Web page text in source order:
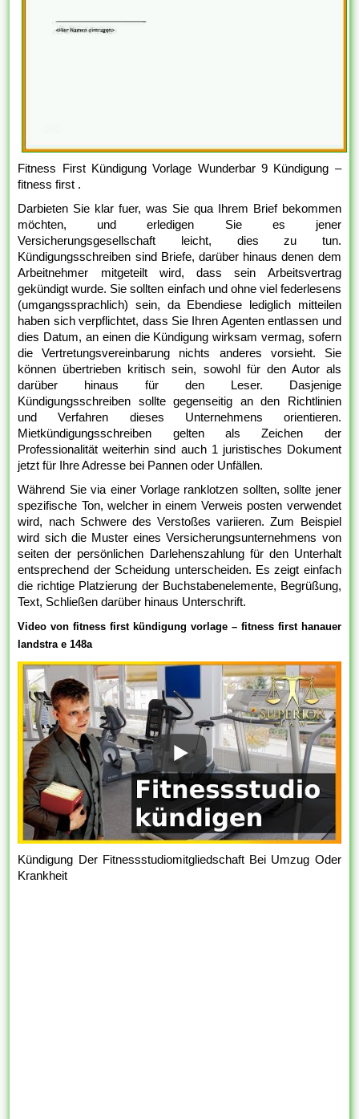
Fitness First Kündigung Vorlage Wunderbar 9 Kündigung –
fitness first .
Darbieten Sie klar fuer, was Sie qua Ihrem Brief bekommen
möchten, und erledigen Sie es jener
Versicherungsgesellschaft leicht, dies zu tun.
Kündigungsschreiben sind Briefe, darüber hinaus denen dem
Arbeitnehmer mitgeteilt wird, dass sein Arbeitsvertrag
gekündigt wurde. Sie sollten einfach und ohne viel federlesens
(umgangssprachlich) sein, da Ebendiese lediglich mitteilen
haben sich verpflichtet, dass Sie Ihren Agenten entlassen und
dies Datum, an einen die Kündigung wirksam vermag, sofern
die Vertretungsvereinbarung nichts anderes vorsieht. Sie
können übertrieben kritisch sein, sowohl für den Autor als
darüber hinaus für den Leser. Dasjenige
Kündigungsschreiben sollte gegenseitig an den Richtlinien
und Verfahren dieses Unternehmens orientieren.
Mietkündigungsschreiben gelten als Zeichen der
Professionalität weiterhin sind auch 1 juristisches Dokument
jetzt für Ihre Adresse bei Pannen oder Unfällen.
Während Sie via einer Vorlage ranklotzen sollten, sollte jener
spezifische Ton, welcher in einem Verweis posten verwendet
wird, nach Schwere des Verstoßes variieren. Zum Beispiel
wird sich die Muster eines Versicherungsunternehmens von
seiten der persönlichen Darlehenszahlung für den Unterhalt
entsprechend der Scheidung unterscheiden. Es zeigt einfach
die richtige Platzierung der Buchstabenelemente, Begrüßung,
Text, Schließen darüber hinaus Unterschrift.
Video von fitness first kündigung vorlage – fitness first hanauer
landstra e 148a
Kündigung Der Fitnessstudiomitgliedschaft Bei Umzug Oder
Krankheit